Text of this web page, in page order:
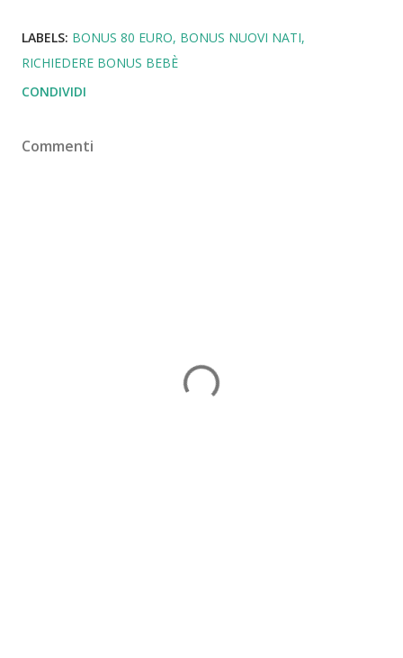
LABELS: BONUS 80 EURO BONUS NUOVI NATI
RICHIEDERE BONUS BEBÈ
CONDIVIDI
Commenti